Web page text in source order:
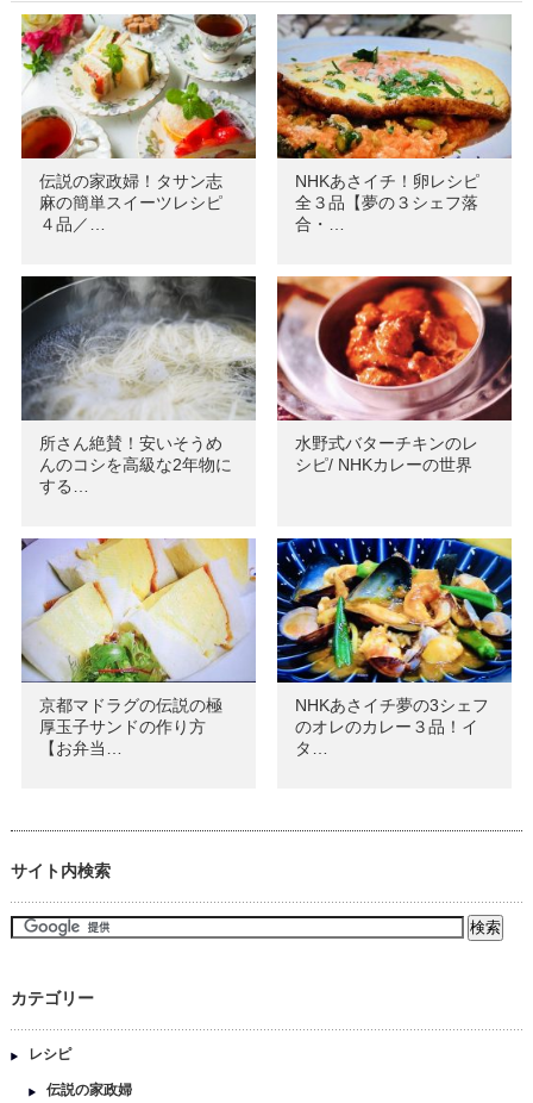
伝説の家政婦！タサン志
麻の簡単スイーツレシピ
４品／…
NHKあさイチ！卵レシピ
全３品【夢の３シェフ落
合・…
所さん絶賛！安いそうめ
んのコシを高級な2年物に
する…
水野式バターチキンのレ
シピ/ NHKカレーの世界
京都マドラグの伝説の極
厚玉子サンドの作り方
【お弁当…
NHKあさイチ夢の3シェフ
のオレのカレー３品！イ
タ…
サイト内検索
カテゴリー
レシピ
伝説の家政婦